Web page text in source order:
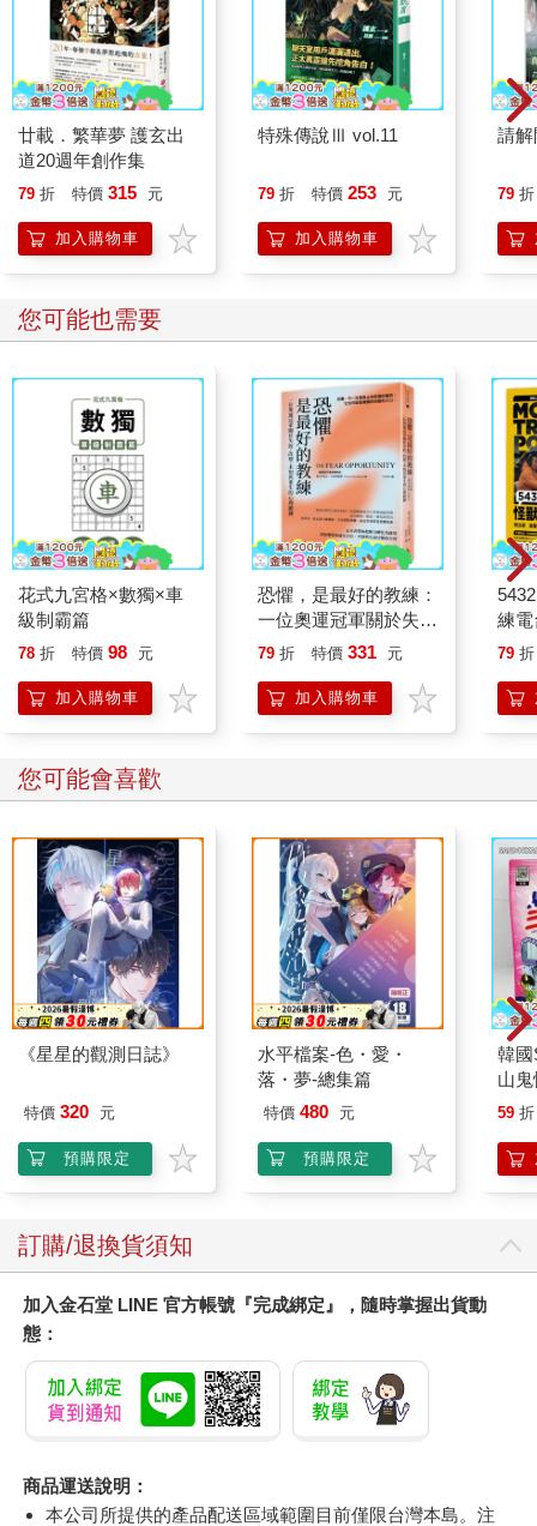
廿載．繁華夢 護玄出
道20週年創作集
79 折 特價 315 元
加入購物車
特殊傳說Ⅲ vol.11
79 折 特價 253 元
加入購物車
請解
79 折
您可能也需要
花式九宮格×數獨×車
級制霸篇
78 折 特價 98 元
加入購物車
恐懼，是最好的教練：
一位奧運冠軍關於失
敗、改變、未知與重生
79 折 特價 331 元
加入購物車
練
附
79 折
您可能會喜歡
《星星的觀測日誌》
特價 320 元
預購限定
水平檔案-色・愛・
落・夢-總集篇
特價 480 元
預購限定
韓
山
450
59 折
訂購/退換貨須知
加入金石堂 LINE 官方帳號『完成綁定』，隨時掌握出貨動
態：
商品運送說明：
本公司所提供的產品配送區域範圍目前僅限台灣本島。注